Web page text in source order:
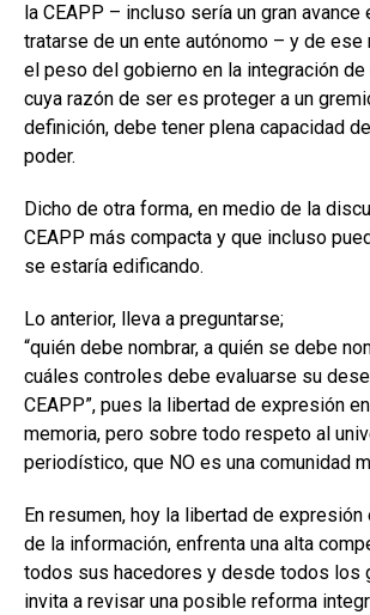
la CEAPP – incluso sería un gran
tratarse de un ente autónomo – y de
el peso del gobierno en la integración de
cuya razón de ser es proteger a un
definición, debe tener plena capacidad
poder.
Dicho de otra forma, en medio de la
CEAPP más compacta y que incluso
se estaría edificando.
Lo anterior, lleva a preguntarse;
“quién debe nombrar, a quién se debe
cuáles controles debe evaluarse su
CEAPP”, pues la libertad de expresión
memoria, pero sobre todo respeto al
periodístico, que NO es una comunidad
En resumen, hoy la libertad de
de la información, enfrenta una alta
todos sus hacedores y desde todos los
invita a revisar una posible reforma